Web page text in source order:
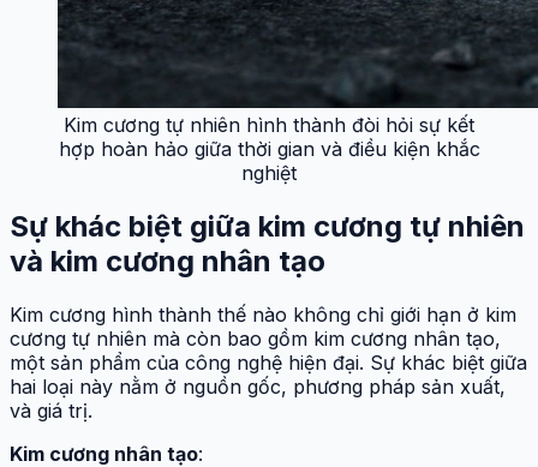
Kim cương tự nhiên hình thành đòi hỏi sự kết
hợp hoàn hảo giữa thời gian và điều kiện khắc
nghiệt
Sự khác biệt giữa kim cương tự nhiên
và kim cương nhân tạo
Kim cương hình thành thế nào không chỉ giới hạn ở kim
cương tự nhiên mà còn bao gồm kim cương nhân tạo,
một sản phẩm của công nghệ hiện đại. Sự khác biệt giữa
hai loại này nằm ở nguồn gốc, phương pháp sản xuất,
và giá trị.
Kim cương nhân tạo: